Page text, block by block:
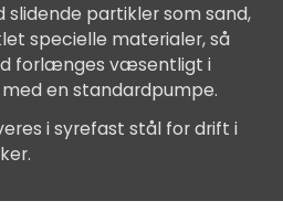
partikler som sand,
specielle materialer, så
forlænges væsentligt i
en standardpumpe.
i syrefast stål for drift i